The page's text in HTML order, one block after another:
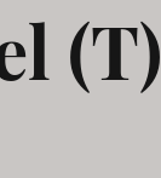
(T)